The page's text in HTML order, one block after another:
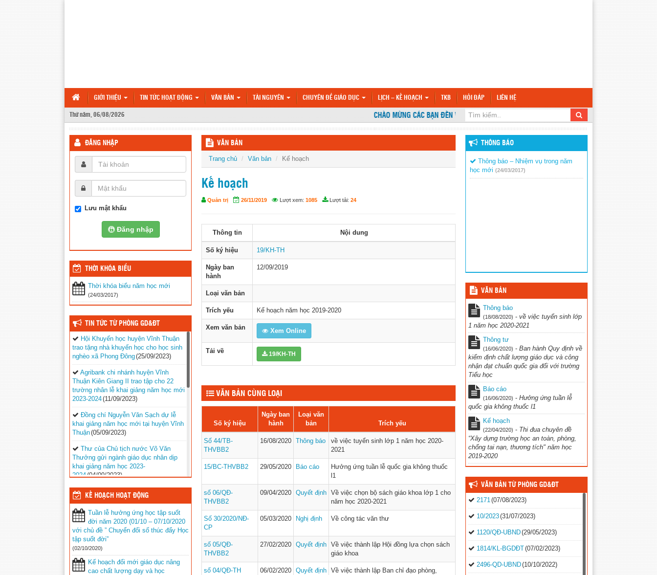
GIỚI THIỆU TIN TỨC HOẠT ĐỘNG VĂN BẢN TÀI NGUYÊN CHUYÊN ĐỀ GIÁO DỤC LỊCH – KẾ HOẠCH TKB HỎI ĐÁP LIÊN HỆ
Thứ năm, 06/08/2026 CHÀO MỪNG CÁC BẠN ĐẾN VỚI WEBSITE TRƯỜNG TRƯỜNG TIỂU HỌC VĨNH BÌNH BẮC 2
VĂN BẢN
Trang chủ Văn bản Kế hoạch
Kế hoạch
Quản trị 26/11/2019 Lượt xem: 1085 Lượt tải: 24
Thông tin Nội dung
Số ký hiệu 19/KH-TH
Ngày ban
hành
12/09/2019
Loại văn bản
Trích yếu Kế hoạch năm học 2019-2020
Xem văn bản Xem Online
Tải về 19/KH-TH
VĂN BẢN CÙNG LOẠI
Số ký hiệu
Ngày ban
hành
Loại văn
bản
Trích yếu
Số 44/TB-
THVBB2
16/08/2020 Thông báo
về việc tuyển sinh lớp 1 năm học 2020-
2021
15/BC-THVBB2 29/05/2020 Báo cáo
Hưởng ứng tuần lễ quốc gia không thuốc
l1
số 06/QĐ-
THVBB2
09/04/2020 Quyết định Về việc chọn bộ sách giáo khoa lớp 1 cho
năm học 2020-2021
Số 30/2020/NĐ-
CP
05/03/2020 Nghị định Về công tác văn thư
số 05/QĐ-
THVBB2
27/02/2020 Quyết định Về việc thành lập Hội đồng lựa chọn sách
giáo khoa
số 04/QĐ-TH 06/02/2020 Quyết định Về việc thành lập Ban chỉ đạo phòng,
ĐĂNG NHẬP
Lưu mật khẩu
Đăng nhập
THỜI KHÓA BIỂU
Thời khóa biểu năm học mới
(24/03/2017)
TIN TỨC TỪ PHÒNG GD&ĐT
Hội Khuyến học huyện Vĩnh Thuận
trao tặng nhà khuyến học cho học sinh
nghèo xã Phong Đông(25/09/2023)
Agribank chi nhánh huyện Vĩnh
Thuận Kiên Giang II trao tập cho 22
trường nhân lễ khai giảng năm học mới
2023-2024(11/09/2023)
Đồng chí Nguyễn Văn Sạch dự lễ
khai giảng năm học mới tại huyện Vĩnh
Thuận(05/09/2023)
Thư của Chủ tịch nước Võ Văn
Thưởng gửi ngành giáo dục nhân dịp
khai giảng năm học 2023-
2024(04/09/2023)
Phối hợp với ngành giáo dục trên địa
bàn huyện Vĩnh Thuận trong công tác
thu hộ học phí
(30/08/2023)
Vĩnh Thuận sẵn sàng cho năm học
mới 2023-2024 (30/08/2023)
Tổng kết năm học 2022-2023 và triển
khai phương hướng, nhiệm vụ trọng
tâm năm học 2023-2024
(30/08/2023)
KẾ HOẠCH HOẠT ĐỘNG
Tuần lễ hưởng ứng học tập suốt
đời năm 2020 (01/10 – 07/10/2020
với chủ đề ” Chuyển đổi số thúc đẩy Học
tập suốt đời”
(02/10/2020)
Kế hoạch đổi mới giáo dục nâng
cao chất lượng dạy và học
THÔNG BÁO
Thông báo – Nhiệm vụ trong năm
học mới (24/03/2017)
VĂN BẢN
Thông báo
(18/08/2020) - về việc tuyển sinh lớp
1 năm học 2020-2021
Thông tư
(16/06/2020) - Ban hành Quy định về
kiểm định chất lượng giáo dục và công
nhận đạt chuẩn quốc gia đối với trường
Tiểu học
Báo cáo
(16/06/2020) - Hưởng ứng tuần lễ
quốc gia không thuốc l1
Kế hoạch
(22/04/2020) - Thi đua chuyên đề
“Xây dựng trường học an toàn, phòng,
chống tai nạn, thương tích" năm học
2019-2020
VĂN BẢN TỪ PHÒNG GD&ĐT
2171(07/08/2023)
10/2023(31/07/2023)
1120/QĐ-UBND(29/05/2023)
1814/KL-BGDĐT(07/02/2023)
2496-QD-UBND(10/10/2022)